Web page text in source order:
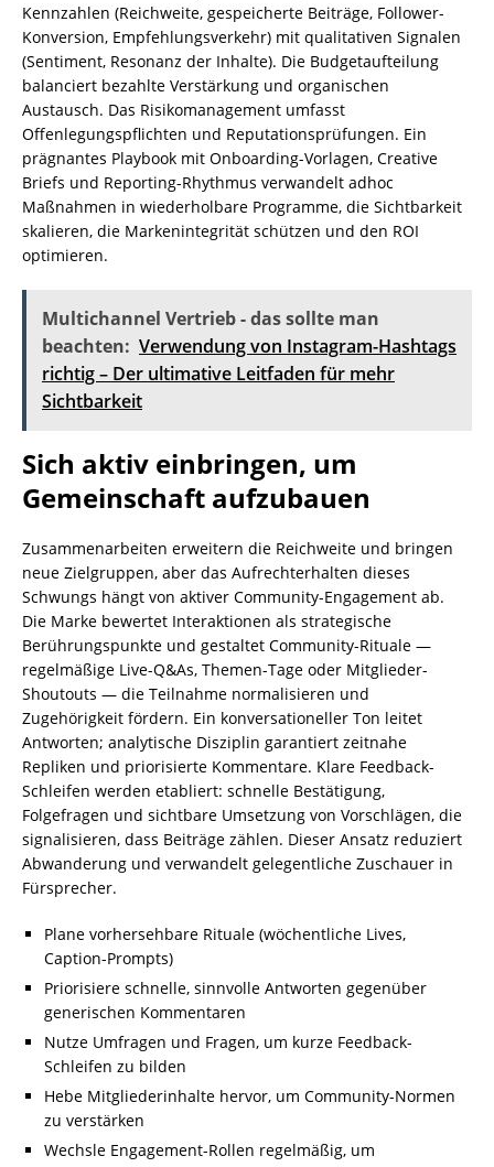
Kennzahlen (Reichweite, gespeicherte Beiträge, Follower-
Konversion, Empfehlungsverkehr) mit qualitativen Signalen
(Sentiment, Resonanz der Inhalte). Die Budgetaufteilung
balanciert bezahlte Verstärkung und organischen
Austausch. Das Risikomanagement umfasst
Offenlegungspflichten und Reputationsprüfungen. Ein
prägnantes Playbook mit Onboarding-Vorlagen, Creative
Briefs und Reporting-Rhythmus verwandelt adhoc
Maßnahmen in wiederholbare Programme, die Sichtbarkeit
skalieren, die Markenintegrität schützen und den ROI
optimieren.
Multichannel Vertrieb - das sollte man
beachten: Verwendung von Instagram-Hashtags
richtig – Der ultimative Leitfaden für mehr
Sichtbarkeit
Sich aktiv einbringen, um
Gemeinschaft aufzubauen
Zusammenarbeiten erweitern die Reichweite und bringen
neue Zielgruppen, aber das Aufrechterhalten dieses
Schwungs hängt von aktiver Community-Engagement ab.
Die Marke bewertet Interaktionen als strategische
Berührungspunkte und gestaltet Community-Rituale —
regelmäßige Live-Q&As, Themen-Tage oder Mitglieder-
Shoutouts — die Teilnahme normalisieren und
Zugehörigkeit fördern. Ein konversationeller Ton leitet
Antworten; analytische Disziplin garantiert zeitnahe
Repliken und priorisierte Kommentare. Klare Feedback-
Schleifen werden etabliert: schnelle Bestätigung,
Folgefragen und sichtbare Umsetzung von Vorschlägen, die
signalisieren, dass Beiträge zählen. Dieser Ansatz reduziert
Abwanderung und verwandelt gelegentliche Zuschauer in
Fürsprecher.
Plane vorhersehbare Rituale (wöchentliche Lives,
Caption-Prompts)
Priorisiere schnelle, sinnvolle Antworten gegenüber
generischen Kommentaren
Nutze Umfragen und Fragen, um kurze Feedback-
Schleifen zu bilden
Hebe Mitgliederinhalte hervor, um Community-Normen
zu verstärken
Wechsle Engagement-Rollen regelmäßig, um